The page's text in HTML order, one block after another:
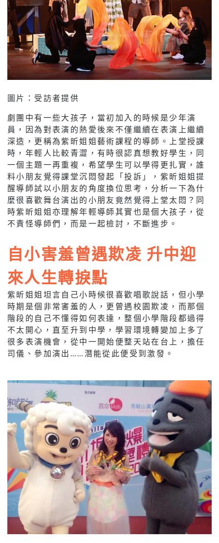
圖片：受訪者提供
劇團中有一些大孩子，當初加入的時候是少年演
員，因為對表演的熱愛後來不僅繼續在表演上繼續
深造，更稱為紫昕姐姐藝術課程的導師。上堂授課
時，年輕人比較青澀，有時很認真想教好學生，同
一個主題一再重複，希望學生可以學得更扎實，誰
料小朋友覺得課堂沉悶發起「投訴」，紫昕姐姐提
醒導師試以小朋友的角度換位思考，分析一下為什
麼很喜歡舞台演出的小朋友竟然覺得上堂太悶？同
時紫昕姐姐亦理解年輕導師其實也是個大孩子，從
不責怪導師們，而是一起檢討，不斷進步。
自小害羞曾遇欺凌 升中迎
來人生轉捩點
紫昕姐姐坦言自己小時候很喜歡唱歌說話，但小學
時期是個非常害羞的人，更曾遇校園欺凌，而那個
階段的自己不懂得如何表達，整個小學階段都過得
不太開心，直至升到中學，學習環境轉變加上多了
很多表演機會，從中一開始便整天站在台上，擔任
司儀、參加演出……潛能從此便受到激發。